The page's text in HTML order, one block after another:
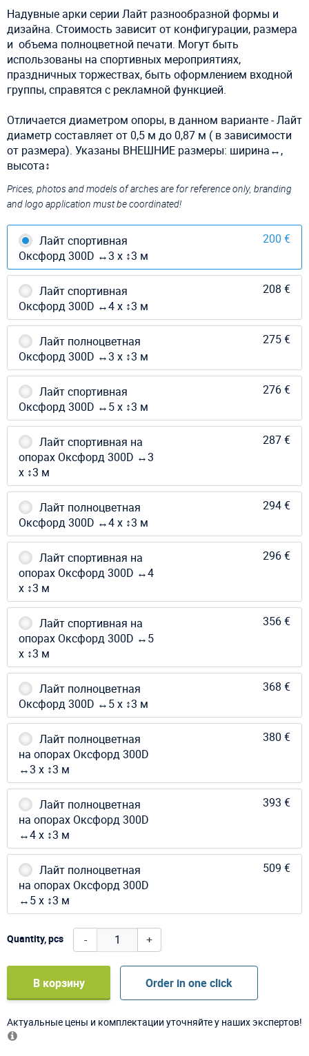
Надувные арки серии Лайт разнообразной формы и
дизайна. Стоимость зависит от конфигурации, размера
и объема полноцветной печати. Могут быть
использованы на спортивных мероприятиях,
праздничных торжествах, быть оформлением входной
группы, справятся с рекламной функцией.
Отличается диаметром опоры, в данном варианте - Лайт
диаметр составляет от 0,5 м до 0,87 м ( в зависимости
от размера). Указаны ВНЕШНИЕ размеры: ширина↔,
высота↕
Prices, photos and models of arches are for reference only, branding
and logo application must be coordinated!
Лайт спортивная
Оксфорд 300D ↔3 х ↕3 м
200 €
Лайт спортивная
Оксфорд 300D ↔4 х ↕3 м
208 €
Лайт полноцветная
Оксфорд 300D ↔3 х ↕3 м
275 €
Лайт спортивная
Оксфорд 300D ↔5 х ↕3 м
276 €
Лайт спортивная на
опорах Оксфорд 300D ↔3
х ↕3 м
287 €
Лайт полноцветная
Оксфорд 300D ↔4 х ↕3 м
294 €
Лайт спортивная на
опорах Оксфорд 300D ↔4
х ↕3 м
296 €
Лайт спортивная на
опорах Оксфорд 300D ↔5
х ↕3 м
356 €
Лайт полноцветная
Оксфорд 300D ↔5 х ↕3 м
368 €
Лайт полноцветная
на опорах Оксфорд 300D
↔3 х ↕3 м
380 €
Лайт полноцветная
на опорах Оксфорд 300D
↔4 х ↕3 м
393 €
Лайт полноцветная
на опорах Оксфорд 300D
↔5 х ↕3 м
509 €
Quantity, pcs - +
В корзину Order in one click
Актуальные цены и комплектации уточняйте у наших экспертов!